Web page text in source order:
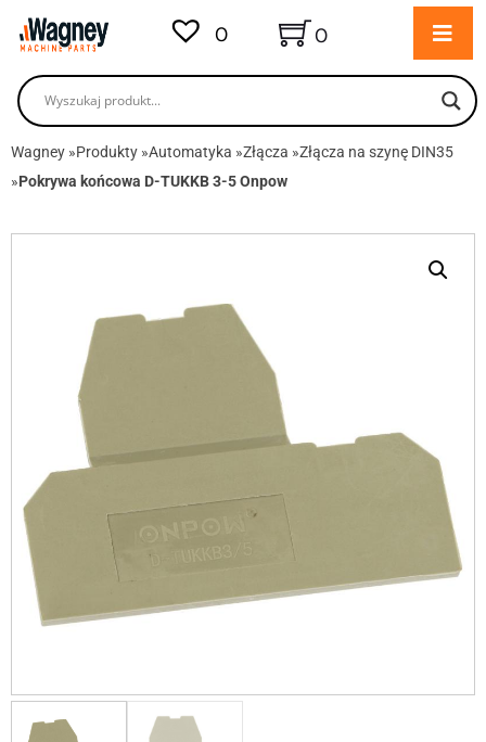
0 0
Wagney »Produkty »Automatyka »Złącza »Złącza na szynę DIN35
»Pokrywa końcowa D-TUKKB 3-5 Onpow